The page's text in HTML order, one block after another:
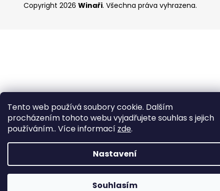
Tento web používá soubory cookie. Dalším
procházením tohoto webu vyjadřujete souhlas s jejich
používáním.. Více informací zde.
Nastavení
Souhlasím
Copyright 2026 Winaři. Všechna práva vyhrazena.